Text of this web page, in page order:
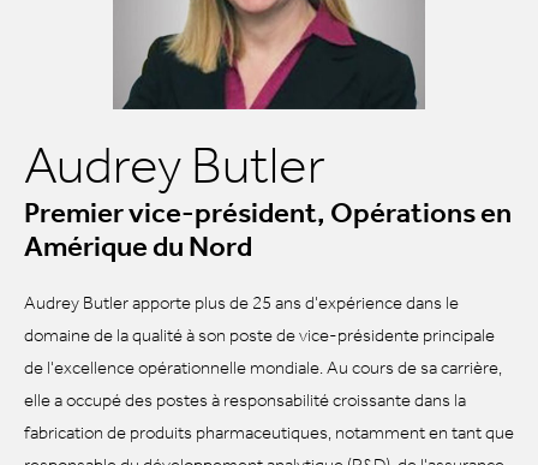
Audrey Butler
Premier vice-président, Opérations en
Amérique du Nord
Audrey Butler apporte plus de 25 ans d'expérience dans le
domaine de la qualité à son poste de vice-présidente principale
de l'excellence opérationnelle mondiale. Au cours de sa carrière,
elle a occupé des postes à responsabilité croissante dans la
fabrication de produits pharmaceutiques, notamment en tant que